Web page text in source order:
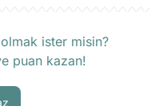
ister misin?
puan kazan!